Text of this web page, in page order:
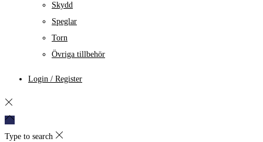
Skydd
Speglar
Torn
Övriga tillbehör
Login / Register
Type to search